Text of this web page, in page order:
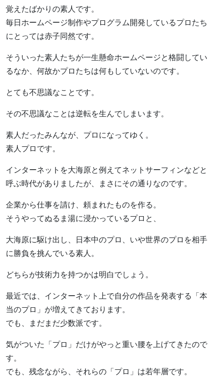
覚えたばかりの素人です。
毎日ホームページ制作やプログラム開発しているプロたち
にとっては赤子同然です。
そういった素人たちが一生懸命ホームページと格闘してい
るなか、何故かプロたちは何もしていないのです。
とても不思議なことです。
その不思議なことは逆転を生んでしまいます。
素人だったみんなが、プロになってゆく。
素人プロです。
インターネットを大海原と例えてネットサーフィンなどと
呼ぶ時代がありましたが、まさにその通りなのです。
企業から仕事を請け、頼まれたものを作る。
そうやってぬるま湯に浸かっているプロと、
大海原に駆け出し、日本中のプロ、いや世界のプロを相手
に勝負を挑んでいる素人。
どちらが技術力を持つかは明白でしょう。
最近では、インターネット上で自分の作品を発表する「本
当のプロ」が増えてきております。
でも、まだまだ少数派です。
気がついた「プロ」だけがやっと重い腰を上げてきたので
す。
でも、残念ながら、それらの「プロ」は若年層です。